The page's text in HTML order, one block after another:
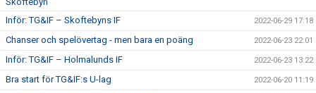
Inför: TG&IF – Skoftebyns IF 2022-06-29 17:18
Chanser och spelövertag - men bara en poäng 2022-06-23 22:01
Inför: TG&IF – Holmalunds IF 2022-06-23 13:22
Bra start för TG&IF:s U-lag 2022-06-20 11:19